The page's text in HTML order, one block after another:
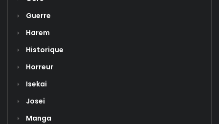
Guerre
Harem
Historique
Horreur
Isekai
Josei
Manga